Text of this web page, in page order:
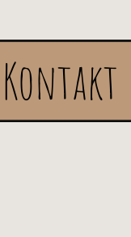
Kontakt